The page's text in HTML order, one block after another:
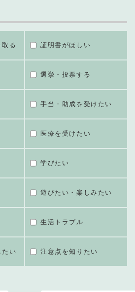
る 証明書がほしい
選挙・投票する
手当・助成を受けたい
医療を受けたい
学びたい
遊びたい・楽しみたい
生活トラブル
たい 注意点を知りたい